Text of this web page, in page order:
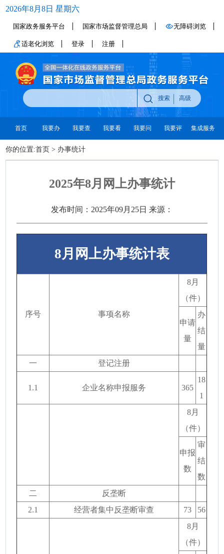
2026年8月8日 星期六
国家政务服务平台 国家市场监督管理总局 无障碍浏览
适老化浏览 登录 注册
搜索 高级
首页 我要办 我要查 我要看 我要问 我要评 集成服务
你的位置:首页 > 办事统计
2025年8月网上办事统计
发布时间：2025年09月25日 来源：
8月网上办事统计表
序号 事项名称
8月
（件）
申请
量
办
结
量
一
登记注册
1.1 企业名称申报服务 365
18
1
8月
（件）
申报
数
审
结
数
二
反垄断
2.1
经营者集中反垄断审查 73
56
8月
（件）